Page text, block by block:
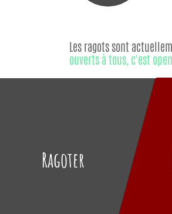
Ragoter
Les ragots sont
ouverts à tous, c'est